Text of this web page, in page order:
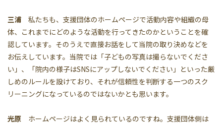
三浦 私たちも、支援団体のホームページで活動内容や組織の母
体、これまでにどのような活動を行ってきたのかということを確
認しています。そのうえで直接お話をして当院の取り決めなどを
お伝えしています。当院では「子どもの写真は撮らないでくださ
い」、「院内の様子はSNSにアップしないでください」といった厳
しめのルールを設けており、それが信頼性を判断する一つのスク
リーニングになっているのではないかとも思います。
光原 ホームページはよく見られているのですね。支援団体側は